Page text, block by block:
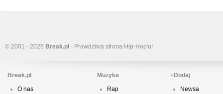
© 2001 - 2026 Break.pl - Prawdziwa strona Hip-Hop'u!
Break.pl
O nas
Muzyka
Rap
+Dodaj
Newsa